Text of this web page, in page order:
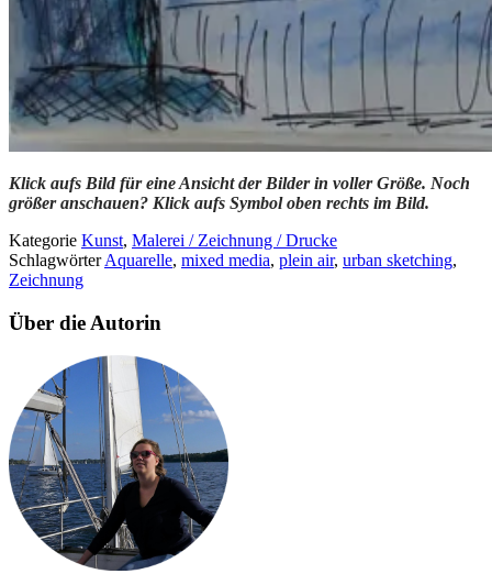
Klick aufs Bild für eine Ansicht der Bilder in voller Größe. Noch
größer anschauen? Klick aufs Symbol oben rechts im Bild.
Kategorie Kunst, Malerei / Zeichnung / Drucke
SchlagwörterAquarelle, mixed media, plein air, urban sketching,
Zeichnung
Über die Autorin